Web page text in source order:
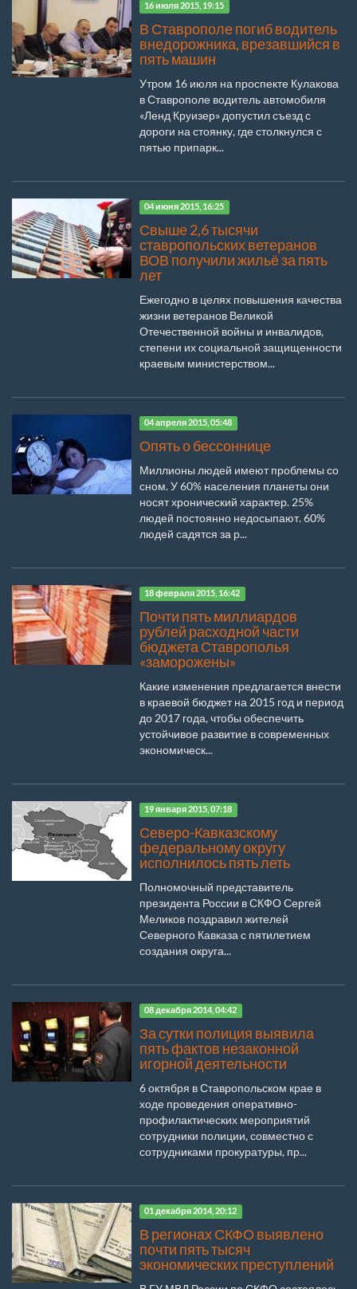
16 июля 2015, 19:15
В Ставрополе погиб водитель
внедорожника, врезавшийся в
пять машин
Утром 16 июля на проспекте Кулакова
в Ставрополе водитель автомобиля
«Ленд Круизер» допустил съезд с
дороги на стоянку, где столкнулся с
пятью припарк...
04 июня 2015, 16:25
Свыше 2,6 тысячи
ставропольских ветеранов
ВОВ получили жильё за пять
лет
Ежегодно в целях повышения качества
жизни ветеранов Великой
Отечественной войны и инвалидов,
степени их социальной защищенности
краевым министерством...
04 апреля 2015, 05:48
Опять о бессоннице
Миллионы людей имеют проблемы со
сном. У 60% населения планеты они
носят хронический характер. 25%
людей постоянно недосыпают. 60%
людей садятся за р...
18 февраля 2015, 16:42
Почти пять миллиардов
рублей расходной части
бюджета Ставрополья
«заморожены»
Какие изменения предлагается внести
в краевой бюджет на 2015 год и период
до 2017 года, чтобы обеспечить
устойчивое развитие в современных
экономическ...
19 января 2015, 07:18
Северо-Кавказскому
федеральному округу
исполнилось пять леть
Полномочный представитель
президента России в СКФО Сергей
Меликов поздравил жителей
Северного Кавказа с пятилетием
создания округа...
08 декабря 2014, 04:42
За сутки полиция выявила
пять фактов незаконной
игорной деятельности
6 октября в Ставропольском крае в
ходе проведения оперативно-
профилактических мероприятий
сотрудники полиции, совместно с
сотрудниками прокуратуры, пр...
01 декабря 2014, 20:12
В регионах СКФО выявлено
почти пять тысяч
экономических преступлений